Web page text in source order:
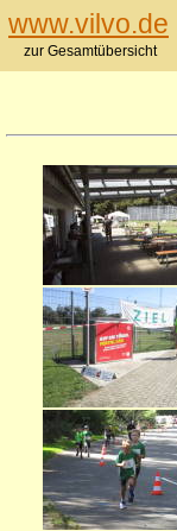
www.vilvo.de
zur Gesamtübersicht